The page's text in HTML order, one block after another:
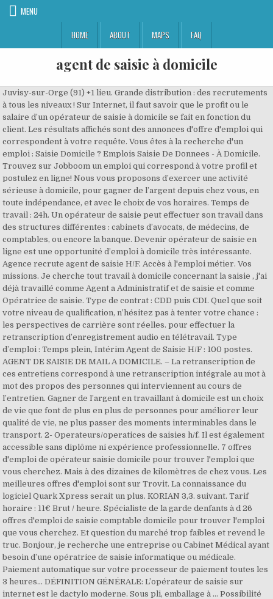
MENU
HOME
ABOUT MAPS FAQ
agent de saisie à domicile
Juvisy-sur-Orge (91) +1 lieu. Grande distribution : des recrutements
à tous les niveaux ! Sur Internet, il faut savoir que le profit ou le
salaire d’un opérateur de saisie à domicile se fait en fonction du
client. Les résultats affichés sont des annonces d'offre d'emploi qui
correspondent à votre requête. Vous êtes à la recherche d'un
emploi : Saisie Domicile ? Emplois Saisie De Donnees - À Domicile.
Trouvez sur Jobboom un emploi qui correspond à votre profil et
postulez en ligne! Nous vous proposons d’exercer une activité
sérieuse à domicile, pour gagner de l’argent depuis chez vous, en
toute indépendance, et avec le choix de vos horaires. Temps de
travail : 24h. Un opérateur de saisie peut effectuer son travail dans
des structures différentes : cabinets d’avocats, de médecins, de
comptables, ou encore la banque. Devenir opérateur de saisie en
ligne est une opportunité d’emploi à domicile très intéressante.
Agence recrute agent de saisie H/F. Accès à l'emploi métier. Vos
missions. Je cherche tout travail à domicile concernant la saisie , j'ai
déjà travaillé comme Agent a Administratif et de saisie et comme
Opératrice de saisie. Type de contrat : CDD puis CDI. Quel que soit
votre niveau de qualification, n’hésitez pas à tenter votre chance :
les perspectives de carrière sont réelles. pour effectuer la
retranscription d’enregistrement audio en télétravail. Type
d’emploi : Temps plein, Intérim Agent de Saisie H/F : 100 postes.
AGENT DE SAISIE DE MAIL A DOMICILE. – La retranscription de
ces entretiens correspond à une retranscription intégrale au mot à
mot des propos des personnes qui interviennent au cours de
l’entretien. Gagner de l’argent en travaillant à domicile est un choix
de vie que font de plus en plus de personnes pour améliorer leur
qualité de vie, ne plus passer des moments interminables dans le
transport. 2- Operateurs/operatices de saisies h/f. Il est également
accessible sans diplôme ni expérience professionnelle. 7 offres
d'emploi de opérateur saisie domicile pour trouver l'emploi que
vous cherchez. Mais à des dizaines de kilomètres de chez vous. Les
meilleures offres d'emploi sont sur Trovit. La connaissance du
logiciel Quark Xpress serait un plus. KORIAN 3,3. suivant. Tarif
horaire : 11€ Brut / heure. Spécialiste de la garde denfants à d 26
offres d'emploi de saisie comptable domicile pour trouver l'emploi
que vous cherchez. Et question du marché trop faibles et revend le
truc. Bonjour, je recherche une entreprise ou Cabinet Médical ayant
besoin d’une opératrice de saisie informatique ou médicale.
Paiement automatique sur votre processeur de paiement toutes les
3 heures… DÉFINITION GÉNÉRALE: L’opérateur de saisie sur
internet est le dactylo moderne. Sous pli, emballage à … Possibilité